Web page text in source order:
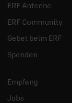
ERF Antenne
ERF Community
Gebet beim ERF
Spenden
Empfang
Jobs